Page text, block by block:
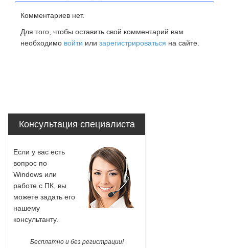
Комментариев нет.
Для того, чтобы оставить свой комментарий вам
необходимо войти или зарегистрироваться на сайте.
Консультация специалиста
Если у вас есть
вопрос по
Windows или
работе с ПК, вы
можете задать его
нашему
консультанту.
Бесплатно и без регистрации!